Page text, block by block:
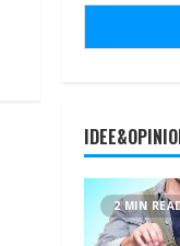
2 MIN